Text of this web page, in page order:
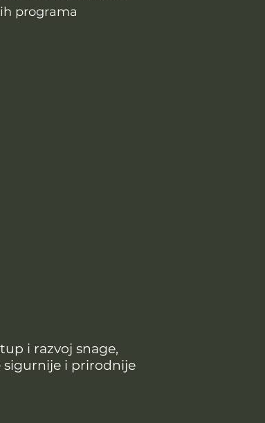
programa
i razvoj snage,
sigurnije i prirodnije